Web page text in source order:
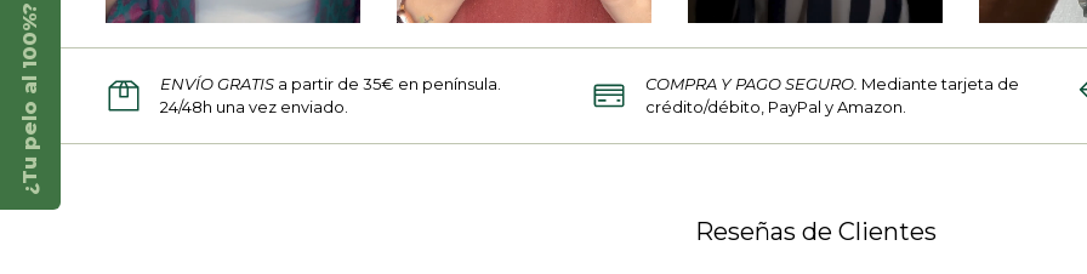
ENVÍO GRATIS a partir de 35€ en península.
24/48h una vez enviado.
COMPRA Y PAGO SEGURO. Mediante tarjeta de
crédito/débito, PayPal y Amazon.
Reseñas de Clientes
¿Tu pelo al 100%?